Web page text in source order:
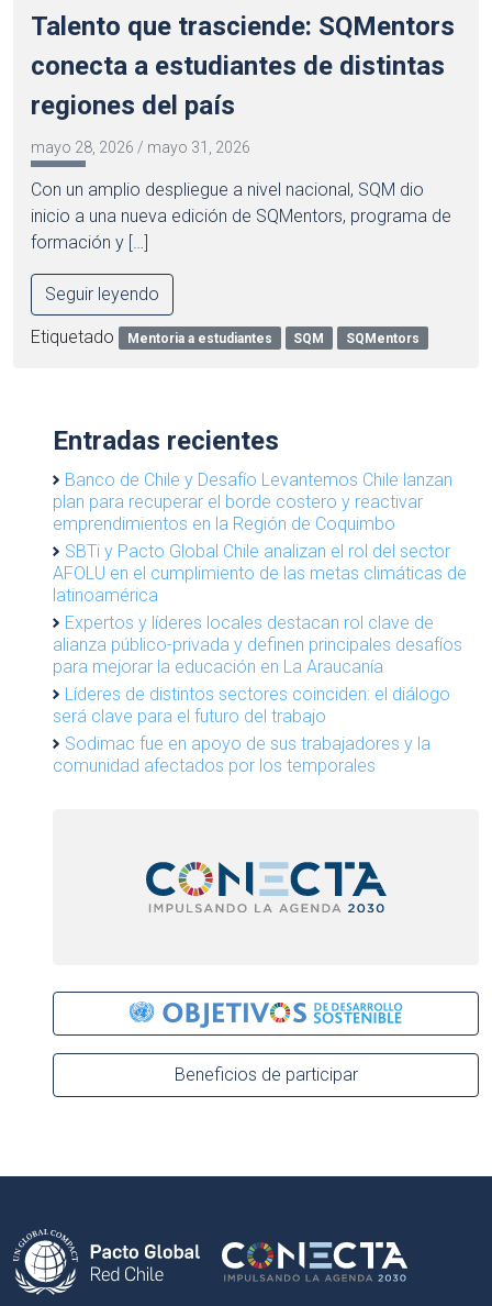
Talento que trasciende: SQMentors
conecta a estudiantes de distintas
regiones del país
mayo 28, 2026 / mayo 31, 2026
Con un amplio despliegue a nivel nacional, SQM dio
inicio a una nueva edición de SQMentors, programa de
formación y […]
Seguir leyendo
Etiquetado Mentoria a estudiantes SQM SQMentors
Entradas recientes
Banco de Chile y Desafío Levantemos Chile lanzan
plan para recuperar el borde costero y reactivar
emprendimientos en la Región de Coquimbo
SBTi y Pacto Global Chile analizan el rol del sector
AFOLU en el cumplimiento de las metas climáticas de
latinoamérica
Expertos y líderes locales destacan rol clave de
alianza público-privada y definen principales desafíos
para mejorar la educación en La Araucanía
Líderes de distintos sectores coinciden: el diálogo
será clave para el futuro del trabajo
Sodimac fue en apoyo de sus trabajadores y la
comunidad afectados por los temporales
Beneficios de participar